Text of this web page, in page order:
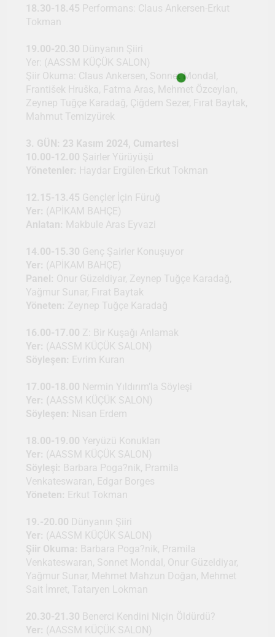
18.30-18.45 Performans: Claus Ankersen-Erkut
Tokman
19.00-20.30 Dünyanın Şiiri
Yer: (AASSM KÜÇÜK SALON)
Şiir Okuma: Claus Ankersen, Sonnet Mondal,
František Hruška, Fatma Aras, Mehmet Özceylan,
Zeynep Tuğçe Karadağ, Çiğdem Sezer, Fırat Baytak,
Mahmut Temizyürek
3. GÜN: 23 Kasım 2024, Cumartesi
10.00-12.00 Şairler Yürüyüşü
Yönetenler: Haydar Ergülen-Erkut Tokman
12.15-13.45 Gençler İçin Füruğ
Yer: (APİKAM BAHÇE)
Anlatan: Makbule Aras Eyvazi
14.00-15.30 Genç Şairler Konuşuyor
Yer: (APİKAM BAHÇE)
Panel: Onur Güzeldiyar, Zeynep Tuğçe Karadağ,
Yağmur Sunar, Fırat Baytak
Yöneten: Zeynep Tuğçe Karadağ
16.00-17.00 Z: Bir Kuşağı Anlamak
Yer: (AASSM KÜÇÜK SALON)
Söyleşen: Evrim Kuran
17.00-18.00 Nermin Yıldırım’la Söyleşi
Yer: (AASSM KÜÇÜK SALON)
Söyleşen: Nisan Erdem
18.00-19.00 Yeryüzü Konukları
Yer: (AASSM KÜÇÜK SALON)
Söyleşi: Barbara Poga?nik, Pramila
Venkateswaran, Edgar Borges
Yöneten: Erkut Tokman
19.-20.00 Dünyanın Şiiri
Yer: (AASSM KÜÇÜK SALON)
Şiir Okuma: Barbara Poga?nik, Pramila
Venkateswaran, Sonnet Mondal, Onur Güzeldiyar,
Yağmur Sunar, Mehmet Mahzun Doğan, Mehmet
Sait İmret, Tataryen Lokman
20.30-21.30 Benerci Kendini Niçin Öldürdü?
Yer: (AASSM KÜÇÜK SALON)